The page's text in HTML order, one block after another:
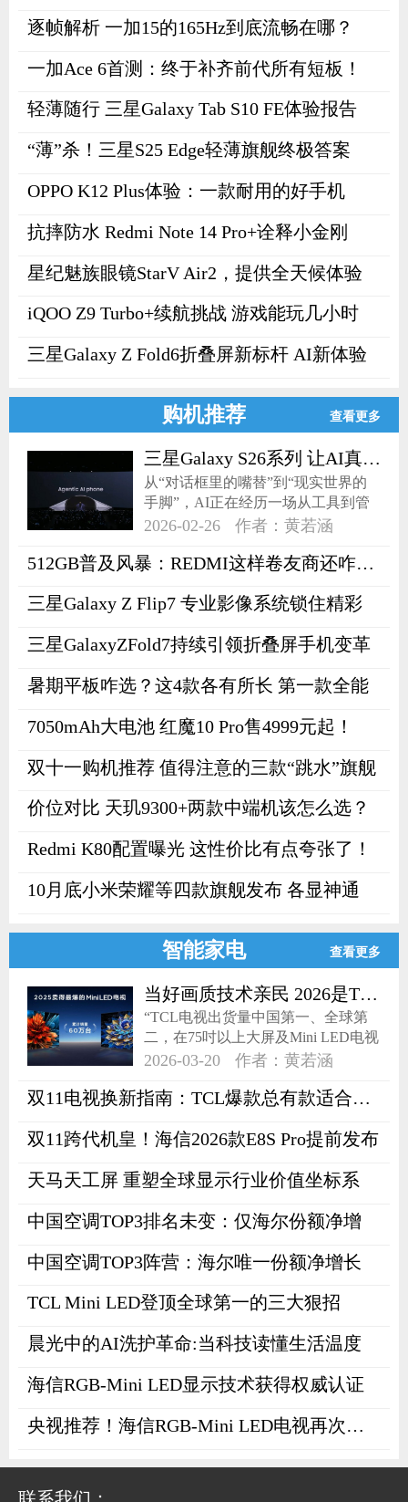
逐帧解析 一加15的165Hz到底流畅在哪？
一加Ace 6首测：终于补齐前代所有短板！
轻薄随行 三星Galaxy Tab S10 FE体验报告
“薄”杀！三星S25 Edge轻薄旗舰终极答案
OPPO K12 Plus体验：一款耐用的好手机
抗摔防水 Redmi Note 14 Pro+诠释小金刚
星纪魅族眼镜StarV Air2，提供全天候体验
iQOO Z9 Turbo+续航挑战 游戏能玩几小时
三星Galaxy Z Fold6折叠屏新标杆 AI新体验
购机推荐 查看更多
三星Galaxy S26系列 让AI真正的“围着你转”
从“对话框里的嘴替”到“现实世界的
手脚”，AI正在经历一场从工具到管
家的身份蜕变。
2026-02-26 作者：黄若涵
512GB普及风暴：REDMI这样卷友商还咋跟？
三星Galaxy Z Flip7 专业影像系统锁住精彩
三星GalaxyZFold7持续引领折叠屏手机变革
暑期平板咋选？这4款各有所长 第一款全能
7050mAh大电池 红魔10 Pro售4999元起！
双十一购机推荐 值得注意的三款“跳水”旗舰
价位对比 天玑9300+两款中端机该怎么选？
Redmi K80配置曝光 这性价比有点夸张了！
10月底小米荣耀等四款旗舰发布 各显神通
智能家电 查看更多
当好画质技术亲民 2026是TCL的“普及元年”？
“TCL电视出货量中国第一、全球第
二，在75吋以上大屏及Mini LED电视
领域继续领跑。”2026年3月17日，
品发布会上宣布了2025年TCL这份亮
2026-03-20 作者：黄若涵
双11电视换新指南：TCL爆款总有款适合你！
双11跨代机皇！海信2026款E8S Pro提前发布
天马天工屏 重塑全球显示行业价值坐标系
中国空调TOP3排名未变：仅海尔份额净增
中国空调TOP3阵营：海尔唯一份额净增长
TCL Mini LED登顶全球第一的三大狠招
晨光中的AI洗护革命:当科技读懂生活温度
海信RGB-Mini LED显示技术获得权威认证
央视推荐！海信RGB-Mini LED电视再次刷屏